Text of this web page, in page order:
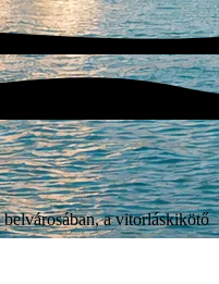
a vitorláskikötő